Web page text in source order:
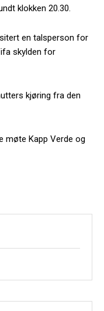
klokken 20.30.
en talsperson for
skylden for
kjøring fra den
møte Kapp Verde og